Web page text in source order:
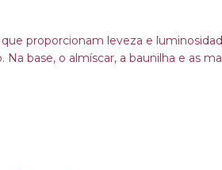
proporcionam leveza e
base, o almíscar, a baunilha e as